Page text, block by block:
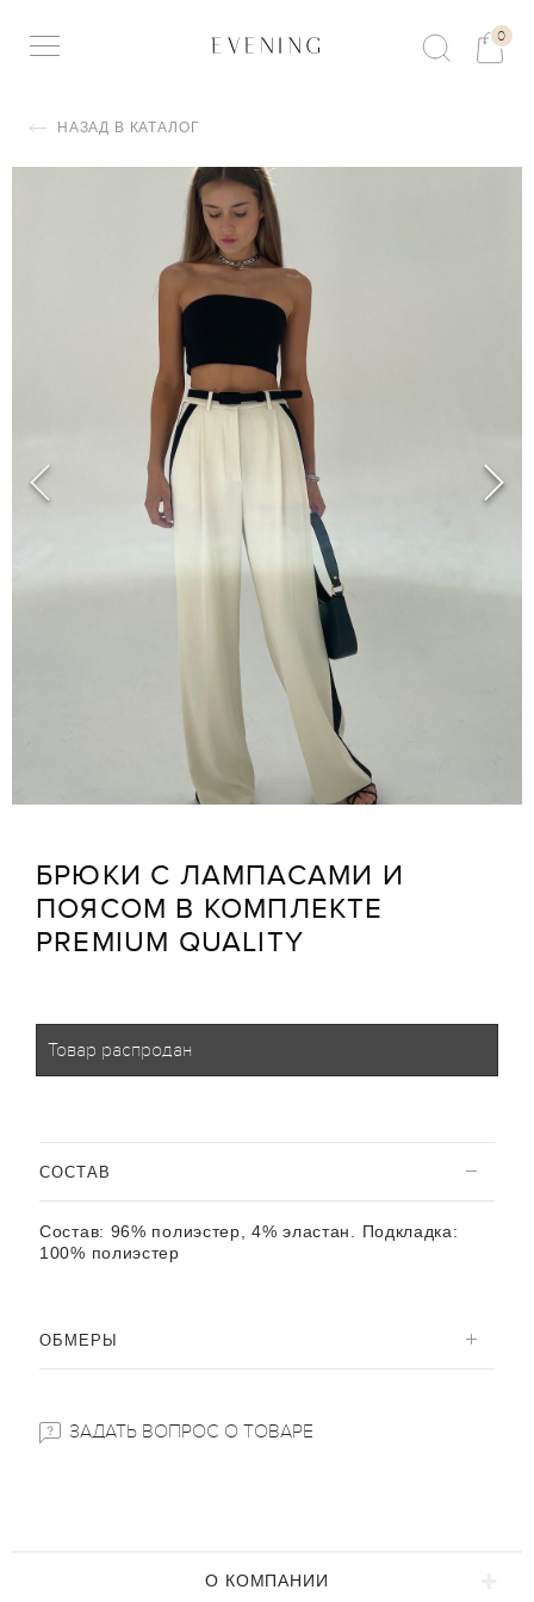
0
НАЗАД В КАТАЛОГ
БРЮКИ С ЛАМПАСАМИ И
ПОЯСОМ В КОМПЛЕКТЕ
PREMIUM QUALITY
Товар распродан
CОСТАВ
Состав: 96% полиэстер, 4% эластан. Подкладка:
100% полиэстер
ОБМЕРЫ
ЗАДАТЬ ВОПРОС О ТОВАРЕ
О КОМПАНИИ